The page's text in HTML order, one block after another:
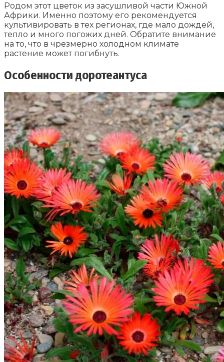
Родом этот цветок из засушливой части Южной
Африки. Именно поэтому его рекомендуется
культивировать в тех регионах, где мало дождей,
тепло и много погожих дней. Обратите внимание
на то, что в чрезмерно холодном климате
растение может погибнуть.
Особенности доротеантуса